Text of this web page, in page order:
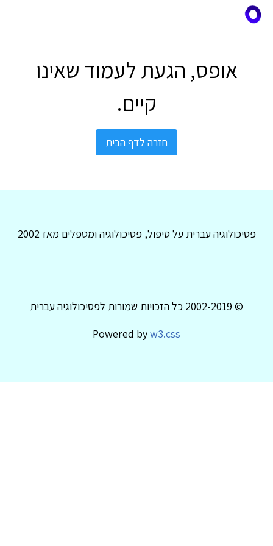
אופס, הגעת לעמוד שאינו
קיים.
חזרה לדף הבית
פסיכולוגיה עברית על טיפול, פסיכולוגיה ומטפלים מאז 2002
© 2002-2019 כל הזכויות שמורות לפסיכולוגיה עברית
Powered byw3.css